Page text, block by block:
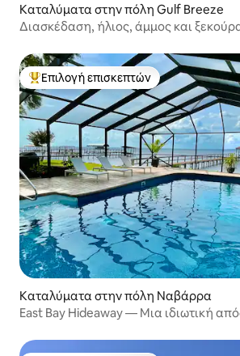
Καταλύματα στην πόλη Gulf Breeze
Διασκέδαση, ήλιος, άμμος και
Κορυφαία επιλογή επισκεπτών
Επιλογή επισκεπτών
Καταλύματα στην πόλη Ναβάρρα
East Bay Hideaway — Μια ιδιωτική